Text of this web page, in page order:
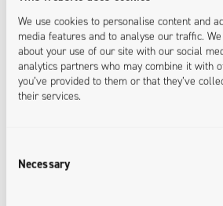
We use cookies to personalise content and
media features and to analyse our traffic.
about your use of our site with our social
analytics partners who may combine it with
you’ve provided to them or that they’ve
their services.
Selection
Necessary